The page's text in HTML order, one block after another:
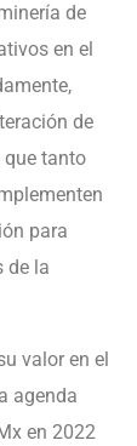
de
en el
de
que tanto
para
de la
valor en el
agenda
en 2022